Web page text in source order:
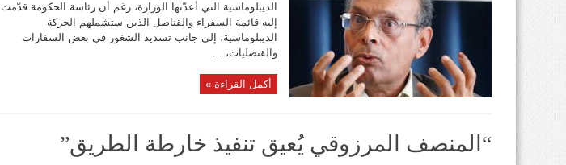
الديبلوماسية التي أعدّتها الوزارة، رغم أن رئاسة الحكومة قدّمت
إليه قائمة السفراء والقناصل الذين ستشملهم الحركة
الديبلوماسية، إلى جانب تسديد الشغور في بعض السفارات
والقنصليات، ...
أكمل القراءة »
“المنصف المرزوقي يُعيق تنفيذ خارطة الطريق”